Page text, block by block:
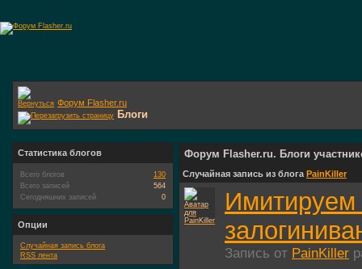
Форум Flasher.ru
Блоги
Форум Flasher.ru. Блоги
Случайная запись из блога PainKiller
Имитируем
Запись от PainKiller
Статистика блогов
Всего блогов
130
Всего записей
564
Сегодняшних записей
0
Опции
Случайная запись блога
RSS лента